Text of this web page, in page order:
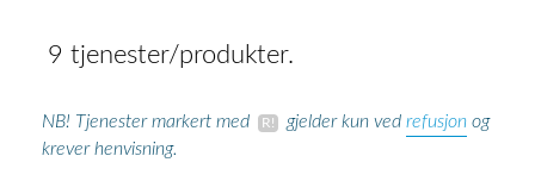
9 tjenester/produkter.
NB! Tjenester markert med gjelder kun ved refusjon og
krever henvisning.